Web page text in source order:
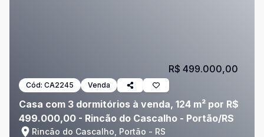
Cód: CA2245 Venda
Casa com 3 dormitórios à venda, 124 m² por R$
499.000,00 - Rincão do Cascalho - Portão/RS
Rincão do Cascalho, Portão - RS
R$ 499.000,00